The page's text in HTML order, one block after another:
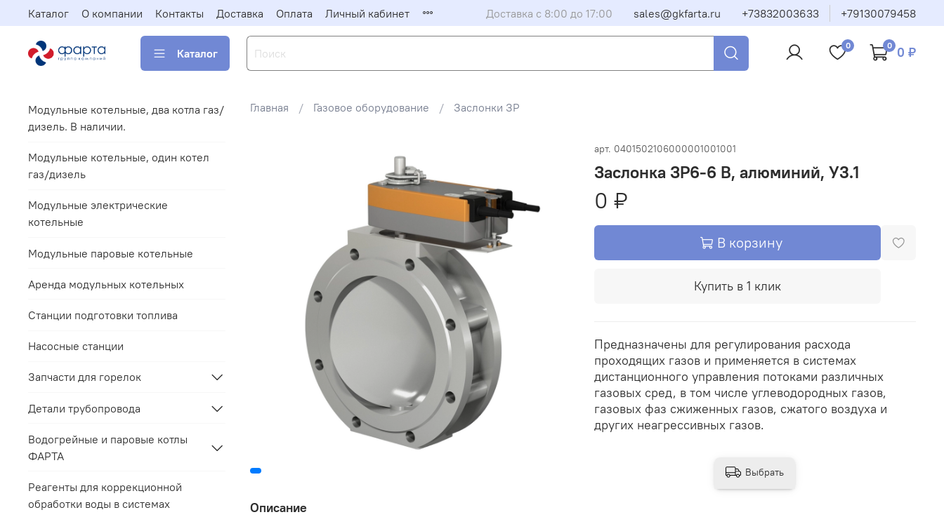
Каталог О компании Контакты Доставка Оплата Личный кабинет Доставка с 8:00 до 17:00 sales@gkfarta.ru +73832003633 +79130079458
Каталог
0 0 0 ₽
Главная Газовое оборудование Заслонки ЗР
арт. 0401502106000001001001
Заслонка ЗР6-6 В, алюминий, У3.1
0 ₽
В корзину
Купить в 1 клик
Предназначены для регулирования расхода
проходящих газов и применяется в системах
дистанционного управления потоками различных
газовых сред, в том числе углеводородных газов,
газовых фаз сжиженных газов, сжатого воздуха и
других неагрессивных газов.
Описание
Выбрать
Модульные котельные, два котла газ/
дизель. В наличии.
Модульные котельные, один котел
газ/дизель
Модульные электрические
котельные
Модульные паровые котельные
Аренда модульных котельных
Станции подготовки топлива
Насосные станции
Запчасти для горелок
Детали трубопровода
Водогрейные и паровые котлы
ФАРТА
Реагенты для коррекционной
обработки воды в системах